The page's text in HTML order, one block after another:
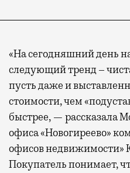
«На сегодняшний день
следующий тренд –
пусть даже и
стоимости, чем
быстрее, — рассказала
офиса «Новогиреево»
офисов недвижимости»
Покупатель понимает,